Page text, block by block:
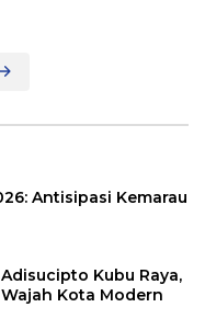
Antisipasi Kemarau
Kubu Raya,
Kota Modern